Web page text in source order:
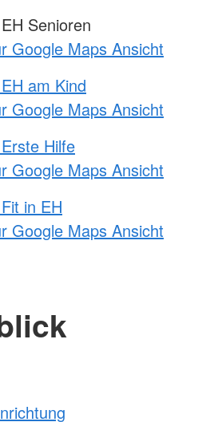
Senioren
Google Maps Ansicht
am Kind
Google Maps Ansicht
Hilfe
Google Maps Ansicht
in EH
Google Maps Ansicht